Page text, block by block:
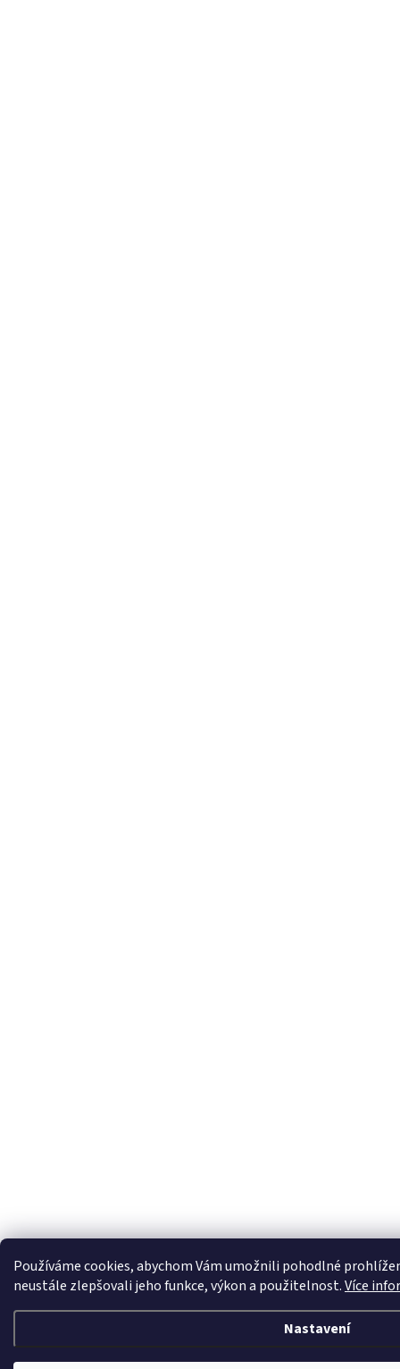
Používáme cookies, abychom Vám umožnili pohodlné
neustále zlepšovali jeho funkce, výkon a použitelnost.Více
Nastavení